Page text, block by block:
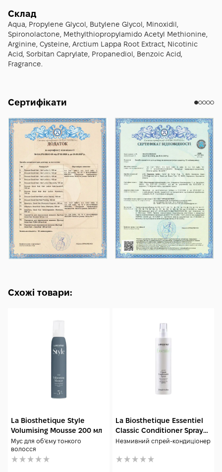
дотримуючись регулярності використання.
Склад
Aqua, Propylene Glycol, Butylene Glycol, Minoxidil,
Spironolactone, Methylthiopropylamido Acetyl Methionine,
Arginine, Cysteine, Arctium Lappa Root Extract, Nicotinic
Acid, Sorbitan Caprylate, Propanediol, Benzoic Acid,
Fragrance.
Сертифікати
Схожі товари:
La Biosthetique Style
Volumising Mousse 200 мл
Мус для обʼєму тонкого
волосся
La Biosthetique Essentiel
Classic Conditioner Spray
250 мл
Незмивний спрей-кондиціонер